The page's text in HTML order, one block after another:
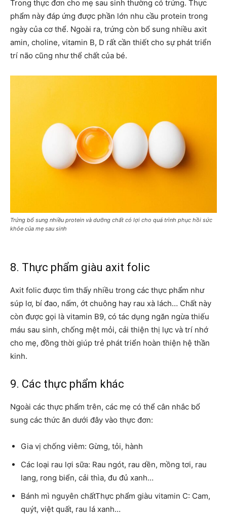
Trong thực đơn cho mẹ sau sinh thường có trứng. Thực
phẩm này đáp ứng được phần lớn nhu cầu protein trong
ngày của cơ thể. Ngoài ra, trứng còn bổ sung nhiều axit
amin, choline, vitamin B, D rất cần thiết cho sự phát triển
trí não cũng như thể chất của bé.
Trứng bổ sung nhiều protein và dưỡng chất có lợi cho quá trình phục hồi sức
khỏe của mẹ sau sinh
8. Thực phẩm giàu axit folic
Axit folic được tìm thấy nhiều trong các thực phẩm như
súp lơ, bí đao, nấm, ớt chuông hay rau xà lách… Chất này
còn được gọi là vitamin B9, có tác dụng ngăn ngừa thiếu
máu sau sinh, chống mệt mỏi, cải thiện thị lực và trí nhớ
cho mẹ, đồng thời giúp trẻ phát triển hoàn thiện hệ thần
kinh.
9. Các thực phẩm khác
Ngoài các thực phẩm trên, các mẹ có thể cân nhắc bổ
sung các thức ăn dưới đây vào thực đơn:
Gia vị chống viêm: Gừng, tỏi, hành
Các loại rau lợi sữa: Rau ngót, rau dền, mồng tơi, rau
lang, rong biển, cải thìa, đu đủ xanh…
Bánh mì nguyên chấtThực phẩm giàu vitamin C: Cam,
quýt, việt quất, rau lá xanh…